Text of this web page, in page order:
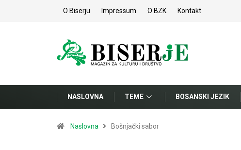
O Biserju Impressum O BZK Kontakt
NASLOVNA TEME BOSANSKI JEZIK
Naslovna Bošnjački sabor